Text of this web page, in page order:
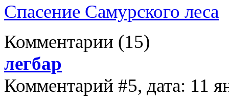
Спасение Самурского леса
Комментарии (15)
легбар
Комментарий #5, дата: 11